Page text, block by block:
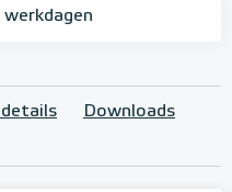
details Downloads